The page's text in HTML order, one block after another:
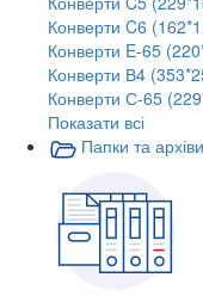
Конверти C6
Конверти E-65
Конверти В4
Конверти С-65
Показати всі
Папки та архіви